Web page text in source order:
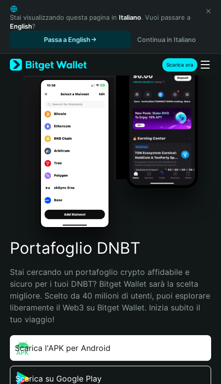
English
日本語
Tiếng Việt
Español (Latinoamérica)
Türkçe
Italiano
Português (Portugal)
Bahasa Indonesia
Português (Brasil)
Español (Argentina)
Stai visualizzando questa pagina in Italiano. Vuoi passare a
English?
Passa a English
Continua in Italiano
Scarica ora
Portafoglio DNBT
Stai cercando un portafoglio crypto affidabile e
sicuro per i tuoi DNBT? Bitget Wallet sarà la scelta
migliore. Scelto da 40 milioni di utenti, puoi esplorare
liberamente il Web3 su Bitget Wallet. Inizia subito il
tuo viaggio!
Scarica l'APK per Android
Scarica su Google Play